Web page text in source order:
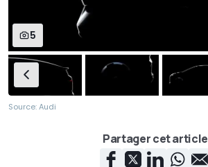
5
Source: Audi
Partager cet article